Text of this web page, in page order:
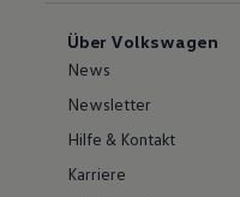
Über Volkswagen
News
Newsletter
Hilfe & Kontakt
Karriere